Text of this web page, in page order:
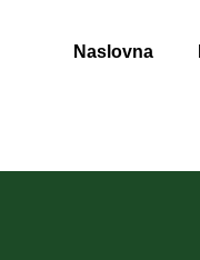
Naslovna